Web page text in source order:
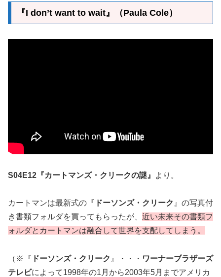
『I don’t want to wait』（Paula Cole）
S04E12『カートマンズ・クリークの謎』 より。
カートマンは最新式の『 ドーソンズ・クリーク 』の写真付
き書類フォルダを買ってもらったが、 近い未来その書類フ
ォルダとカートマンは融合して世界を支配してしまう。
（※『 ドーソンズ・クリーク 』・・・ ワーナーブラザーズ
テレビによって1998年の1月から2003年5月までアメリカ